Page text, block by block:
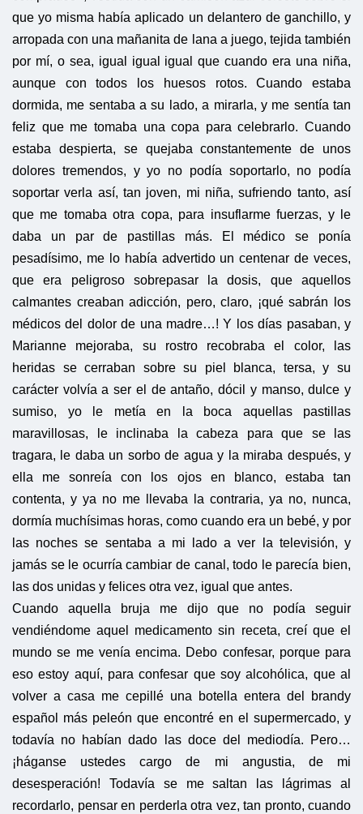
que yo misma había aplicado un delantero de ganchillo, y
arropada con una mañanita de lana a juego, tejida también
por mí, o sea, igual igual igual que cuando era una niña,
aunque con todos los huesos rotos. Cuando estaba
dormida, me sentaba a su lado, a mirarla, y me sentía tan
feliz que me tomaba una copa para celebrarlo. Cuando
estaba despierta, se quejaba constantemente de unos
dolores tremendos, y yo no podía soportarlo, no podía
soportar verla así, tan joven, mi niña, sufriendo tanto, así
que me tomaba otra copa, para insuflarme fuerzas, y le
daba un par de pastillas más. El médico se ponía
pesadísimo, me lo había advertido un centenar de veces,
que era peligroso sobrepasar la dosis, que aquellos
calmantes creaban adicción, pero, claro, ¡qué sabrán los
médicos del dolor de una madre…! Y los días pasaban, y
Marianne mejoraba, su rostro recobraba el color, las
heridas se cerraban sobre su piel blanca, tersa, y su
carácter volvía a ser el de antaño, dócil y manso, dulce y
sumiso, yo le metía en la boca aquellas pastillas
maravillosas, le inclinaba la cabeza para que se las
tragara, le daba un sorbo de agua y la miraba después, y
ella me sonreía con los ojos en blanco, estaba tan
contenta, y ya no me llevaba la contraria, ya no, nunca,
dormía muchísimas horas, como cuando era un bebé, y por
las noches se sentaba a mi lado a ver la televisión, y
jamás se le ocurría cambiar de canal, todo le parecía bien,
las dos unidas y felices otra vez, igual que antes.
Cuando aquella bruja me dijo que no podía seguir
vendiéndome aquel medicamento sin receta, creí que el
mundo se me venía encima. Debo confesar, porque para
eso estoy aquí, para confesar que soy alcohólica, que al
volver a casa me cepillé una botella entera del brandy
español más peleón que encontré en el supermercado, y
todavía no habían dado las doce del mediodía. Pero…
¡háganse ustedes cargo de mi angustia, de mi
desesperación! Todavía se me saltan las lágrimas al
recordarlo, pensar en perderla otra vez, tan pronto, cuando